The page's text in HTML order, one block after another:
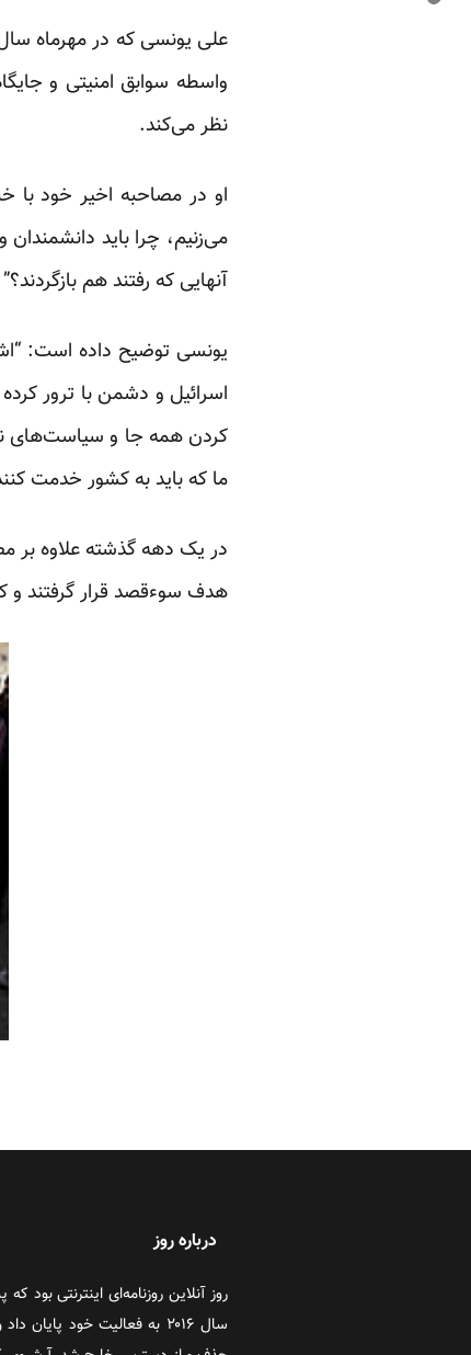
واسطه سوابق امنیتی و
نظر می‌کند.
او در مصاحبه اخیر خود با
می‌زنیم، چرا باید دانشمندان
آنهایی که رفتند هم بازگردند؟”
یونسی توضیح داده است:
اسرائیل و دشمن با ترور
کردن همه جا و سیاست‌های
ما که باید به کشور خدمت
در یک دهه گذشته علاوه بر
هدف سوءقصد قرار گرفتند و
درباره روز
سال ۲۰۱۶ به فعالیت خود